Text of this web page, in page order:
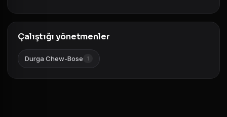
Çalıştığı yönetmenler
Durga Chew-Bose 1